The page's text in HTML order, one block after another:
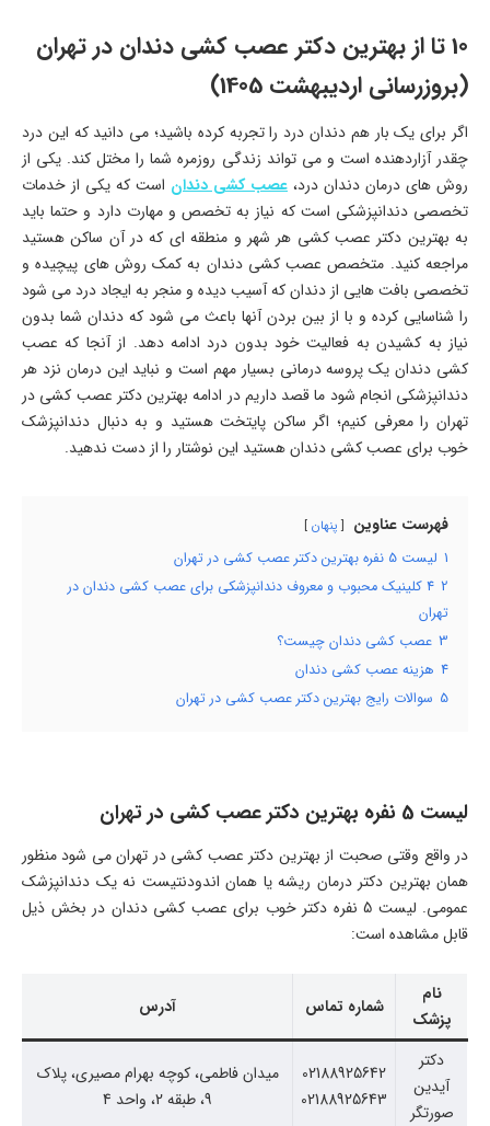
10 تا از بهترین دکتر عصب کشی دندان در تهران
(بروزرسانی اردیبهشت 1405)
اگر برای یک بار هم دندان درد را تجربه کرده باشید؛ می دانید که این درد
چقدر آزاردهنده است و می تواند زندگی روزمره شما را مختل کند. یکی از
روش های درمان دندان درد، عصب کشی دندان است که یکی از خدمات
تخصصی دندانپزشکی است که نیاز به تخصص و مهارت دارد و حتما باید
به بهترین دکتر عصب کشی هر شهر و منطقه ای که در آن ساکن هستید
مراجعه کنید. متخصص عصب کشی دندان به کمک روش های پیچیده و
تخصصی بافت هایی از دندان که آسیب دیده و منجر به ایجاد درد می شود
را شناسایی کرده و با از بین بردن آنها باعث می شود که دندان شما بدون
نیاز به کشیدن به فعالیت خود بدون درد ادامه دهد. از آنجا که عصب
کشی دندان یک پروسه درمانی بسیار مهم است و نباید این درمان نزد هر
دندانپزشکی انجام شود ما قصد داریم در ادامه بهترین دکتر عصب کشی در
تهران را معرفی کنیم؛ اگر ساکن پایتخت هستید و به دنبال دندانپزشک
خوب برای عصب کشی دندان هستید این نوشتار را از دست ندهید.
فهرست عناوین پنهان
1 لیست 5 نفره بهترین دکتر عصب کشی در تهران
2
4 کلینیک محبوب و معروف دندانپزشکی برای عصب کشی دندان در
تهران
3 عصب کشی دندان چیست؟
4 هزینه عصب کشی دندان
5 سوالات رایج بهترین دکتر عصب کشی در تهران
لیست 5 نفره بهترین دکتر عصب کشی در تهران
در واقع وقتی صحبت از بهترین دکتر عصب کشی در تهران می شود منظور
همان بهترین دکتر درمان ریشه یا همان اندودنتیست نه یک دندانپزشک
عمومی. لیست 5 نفره دکتر خوب برای عصب کشی دندان در بخش ذیل
قابل مشاهده است:
نام
پزشک
شماره تماس آدرس
دکتر
آیدین
صورتگر
02188925642
02188925643
میدان فاطمی، کوچه بهرام مصیری، پلاک
9، طبقه 2، واحد 4